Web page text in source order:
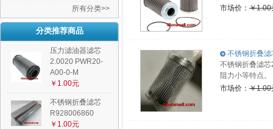
所有分类>>
分类推荐商品
压力滤油器滤芯
2.0020 PWR20-
A00-0-M
￥1.00元
不锈钢折叠滤芯
R928006860
￥1.00元
市场价： ￥1.00
不锈钢折叠
不锈钢折叠滤
阻力小等特点。
市场价： ￥1.00